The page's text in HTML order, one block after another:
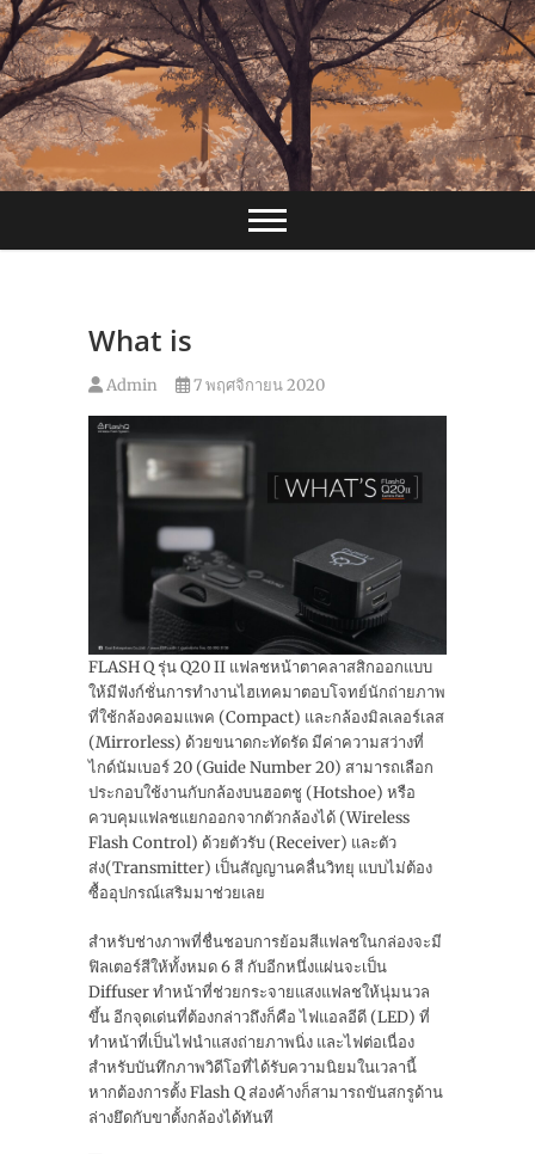
Skip
to
content
What is
Admin 7 พฤศจิกายน 2020
FLASH Q รุ่น Q20 II แฟลชหน้าตาคลาสสิกออกแบบ
ให้มีฟังก์ชั่นการทำงานไฮเทคมาตอบโจทย์นักถ่ายภาพ
ที่ใช้กล้องคอมแพค (Compact) และกล้องมิลเลอร์เลส
(Mirrorless) ด้วยขนาดกะทัดรัด มีค่าความสว่างที่
ไกด์นัมเบอร์ 20 (Guide Number 20) สามารถเลือก
ประกอบใช้งานกับกล้องบนฮอตชู (Hotshoe) หรือ
ควบคุมแฟลชแยกออกจากตัวกล้องได้ (Wireless
Flash Control) ด้วยตัวรับ (Receiver) และตัว
ส่ง(Transmitter) เป็นสัญญานคลื่นวิทยุ แบบไม่ต้อง
ซื้ออุปกรณ์เสริมมาช่วยเลย
สำหรับช่างภาพที่ชื่นชอบการย้อมสีแฟลชในกล่องจะมี
ฟิลเตอร์สีให้ทั้งหมด 6 สี กับอีกหนึ่งแผ่นจะเป็น
Diffuser ทำหน้าที่ช่วยกระจายแสงแฟลชให้นุ่มนวล
ขึ้น อีกจุดเด่นที่ต้องกล่าวถึงก็คือ ไฟแอลอีดี (LED) ที่
ทำหน้าที่เป็นไฟนำแสงถ่ายภาพนิ่ง และไฟต่อเนื่อง
สำหรับบันทึกภาพวิดีโอที่ได้รับความนิยมในเวลานี้
หากต้องการตั้ง Flash Q ส่องค้างก็สามารถขันสกรูด้าน
ล่างยึดกับขาตั้งกล้องได้ทันที